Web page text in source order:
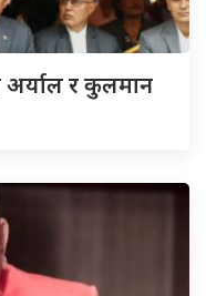
अर्याल र कुलमान